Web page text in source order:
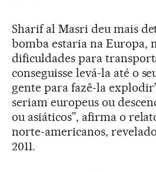
Sharif al Masri deu mais
bomba estaria na Europa,
dificuldades para
conseguisse levá-la até o
gente para fazê-la
seriam europeus ou
ou asiáticos”, afirma o
norte-americanos,
2011.